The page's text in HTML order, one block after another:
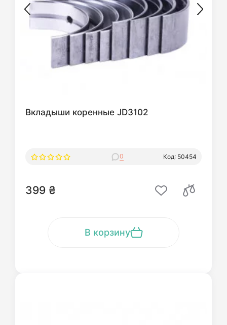
Вкладыши коренные JD3102
0 Код: 50454
399 ₴
В корзину